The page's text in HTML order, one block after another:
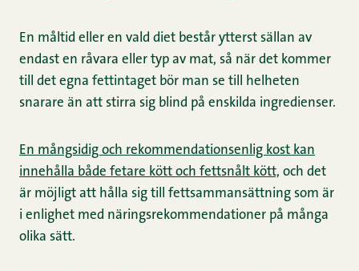
En måltid eller en vald diet består ytterst sällan av
endast en råvara eller typ av mat, så när det kommer
till det egna fettintaget bör man se till helheten
snarare än att stirra sig blind på enskilda ingredienser.
En mångsidig och rekommendationsenlig kost kan
innehålla både fetare kött och fettsnålt kött, och det
är möjligt att hålla sig till fettsammansättning som är
i enlighet med näringsrekommendationer på många
olika sätt.